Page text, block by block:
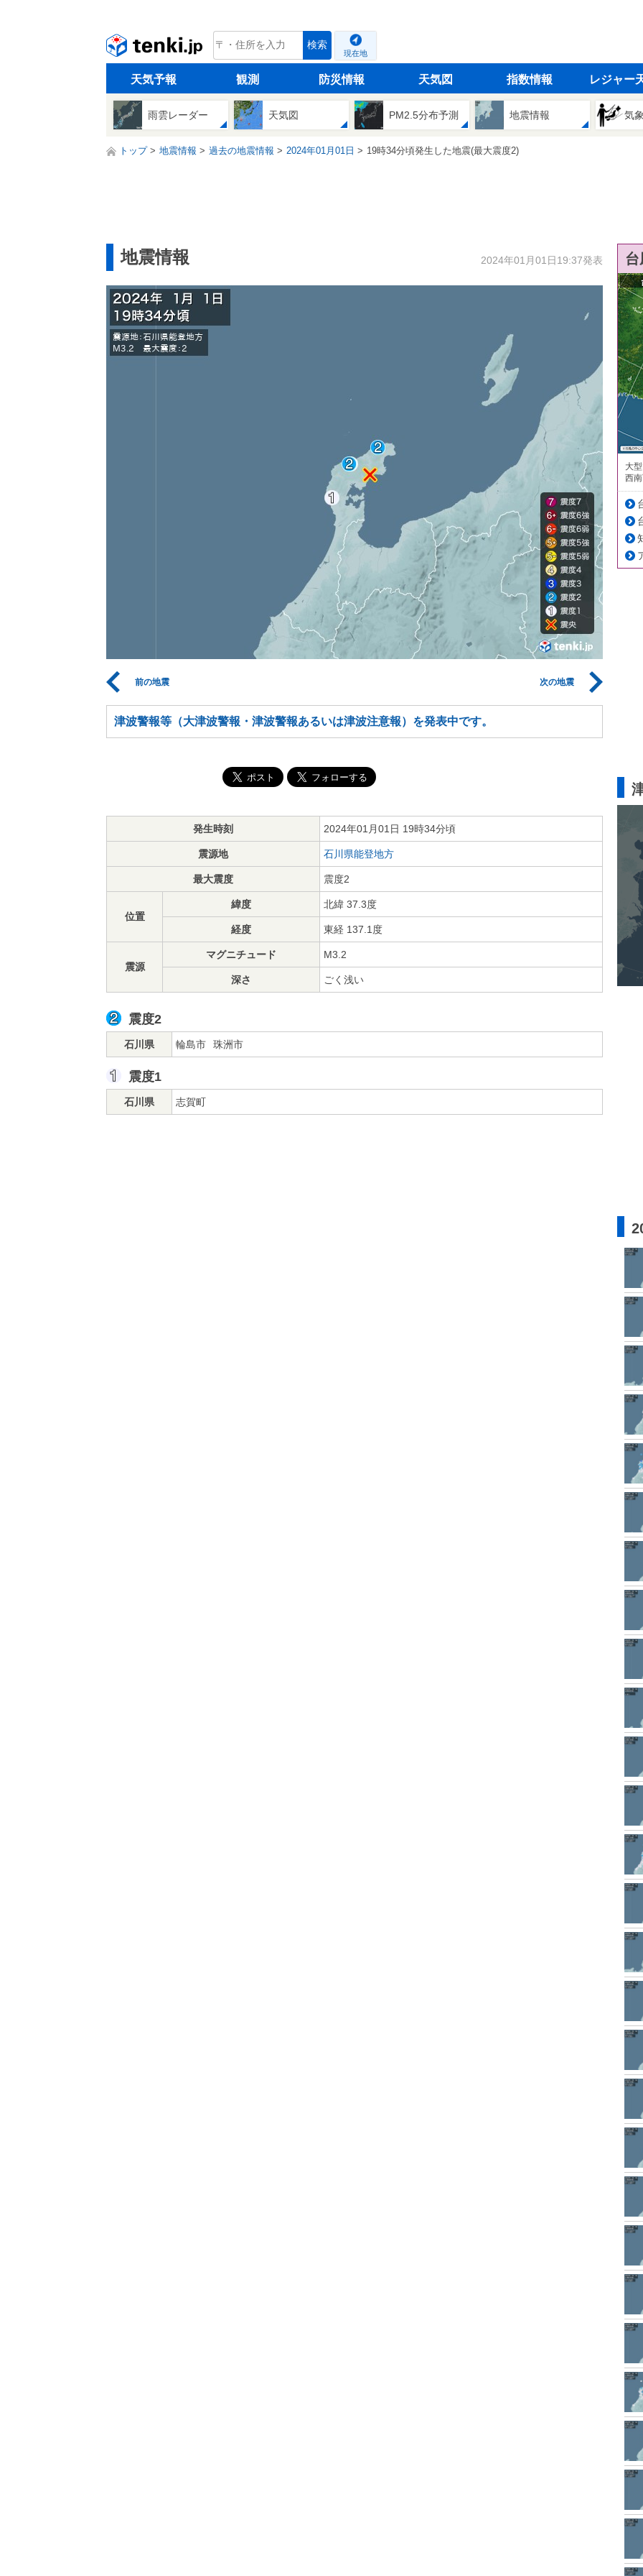
tenki.jp 検索
現在地
天気予報 観測 防災情報 天気図 指数情報 レジャー
雨雲レーダー 天気図 PM2.5分布予測 地震情報 気
トップ 地震情報 過去の地震情報 2024年01月01日 19時34分頃発生した地震(最大震度2)
地震情報 2024年01月01日19:37発表
前の地震 次の地震
津波警報等（大津波警報・津波警報あるいは津波注意報）を発表中です。
発生時刻 2024年01月01日 19時34分頃
震源地 石川県能登地方
最大震度 震度2
位置
緯度 北緯 37.3度
経度 東経 137.1度
震源
マグニチュード M3.2
深さ ごく浅い
震度2
石川県 輪島市 珠洲市
震度1
石川県 志賀町
大
西